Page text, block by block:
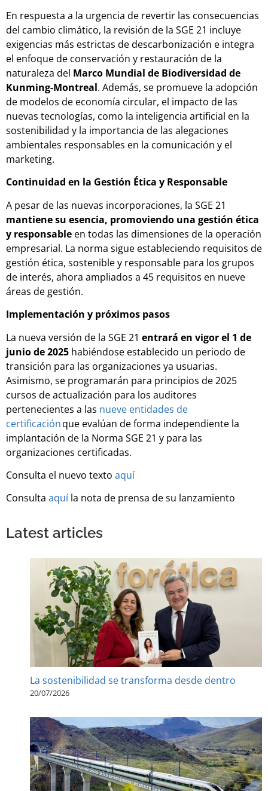
En respuesta a la urgencia de revertir las consecuencias
del cambio climático, la revisión de la SGE 21 incluye
exigencias más estrictas de descarbonización e integra
el enfoque de conservación y restauración de la
naturaleza del Marco Mundial de Biodiversidad de
Kunming-Montreal. Además, se promueve la adopción
de modelos de economía circular, el impacto de las
nuevas tecnologías, como la inteligencia artificial en la
sostenibilidad y la importancia de las alegaciones
ambientales responsables en la comunicación y el
marketing.
Continuidad en la Gestión Ética y Responsable
A pesar de las nuevas incorporaciones, la SGE 21
mantiene su esencia, promoviendo una gestión ética
y responsable en todas las dimensiones de la operación
empresarial. La norma sigue estableciendo requisitos de
gestión ética, sostenible y responsable para los grupos
de interés, ahora ampliados a 45 requisitos en nueve
áreas de gestión.
Implementación y próximos pasos
La nueva versión de la SGE 21 entrará en vigor el 1 de
junio de 2025 habiéndose establecido un periodo de
transición para las organizaciones ya usuarias.
Asimismo, se programarán para principios de 2025
cursos de actualización para los auditores
pertenecientes a las nueve entidades de
certificaciónque evalúan de forma independiente la
implantación de la Norma SGE 21 y para las
organizaciones certificadas.
Consulta el nuevo texto aquí
Consulta aquíla nota de prensa de su lanzamiento
Latest articles
La sostenibilidad se transforma desde dentro
20/07/2026